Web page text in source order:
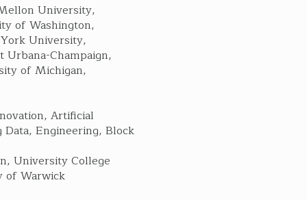
University,
of Washington,
University,
Champaign,
of Michigan,
Artificial
Engineering, Block
University College
of Warwick